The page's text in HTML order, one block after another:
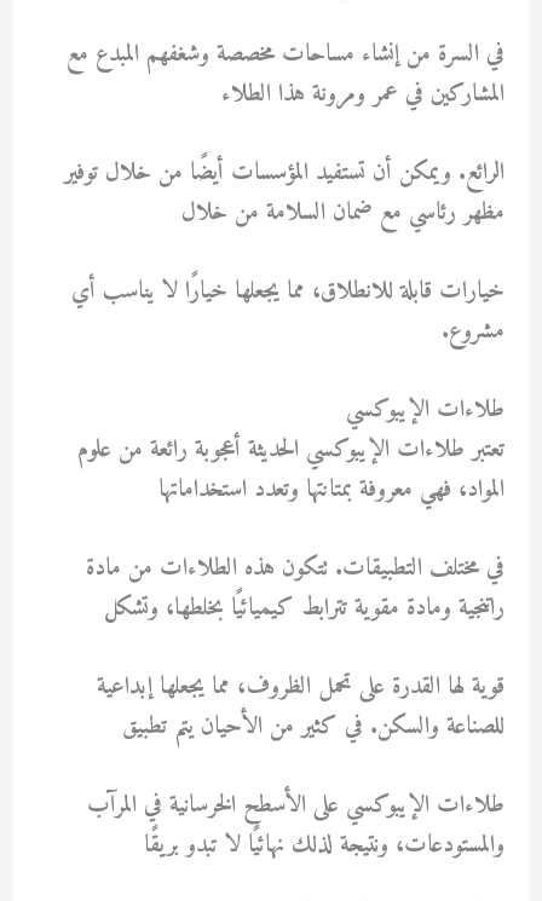
في السرة من إنشاء مساحات مخصصة وشغفهم المبدع مع
المشاركين في عمر ومرونة هذا الطلاء
الرائع. ويمكن أن تستفيد المؤسسات أيضًا من خلال توفير
مظهر رئاسي مع ضمان السلامة من خلال
خيارات قابلة للانطلاق، مما يجعلها خيارًا لا يناسب أي
مشروع.
طلاءات الإيبوكسي
تعتبر طلاءات الإيبوكسي الحديثة أعجوبة رائعة من علوم
المواد، فهي معروفة بمتانتها وتعدد استخداماتها
في مختلف التطبيقات. تتكون هذه الطلاءات من مادة
راتنجية ومادة مقوية تترابط كيميائيًا بخلطها، وتشكل
قوية لها القدرة على تحمل الظروف، مما يجعلها إبداعية
للصناعة والسكن. في كثير من الأحيان يتم تطبيق
طلاءات الإيبوكسي على الأسطح الخرسانية في المرآب
والمستودعات، ونتيجة لذلك نهائيًا لا تبدو بريقًا